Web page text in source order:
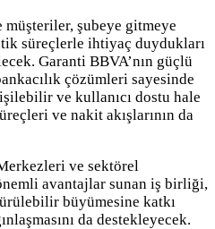
şubeye gitmeye
süreçlerle ihtiyaç duydukları
Garanti BBVA’nın güçlü
çözümleri sayesinde
ve kullanıcı dostu hale
ve nakit akışlarının da
ve sektörel
avantajlar sunan iş birliği,
büyümesine katkı
da destekleyecek.